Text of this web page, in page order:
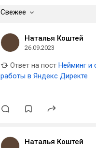
Свежее
Наталья Коштей
26.09.2023
Ответ на пост Нейминг и
работы в Яндекс Директе
Наталья Коштей